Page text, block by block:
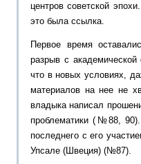
центров советской
это была ссылка.
Первое время
разрыв с
что в новых условиях,
материалов на нее не
владыка написал
проблематики (№88,
последнего с его
Упсале (Швеция) (№87).